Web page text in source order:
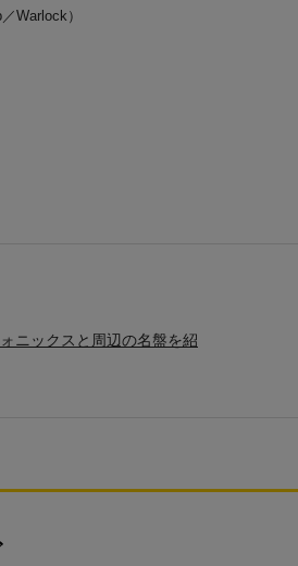
Warlock）
ニックスと周辺の名盤を紹